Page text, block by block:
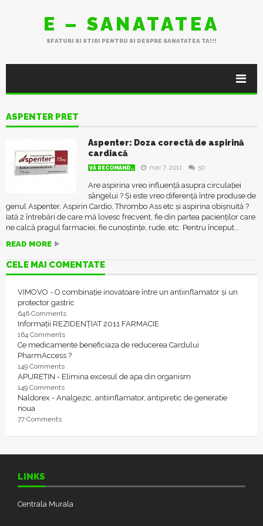
E – SANATATEA
SFATURI SI STIRI PENTRU SI DESPRE SANATATEA TA!!!
ASPENTER PRET
Aspenter: Doza corectă de aspirină
cardiacă
VĂ RECOMAND.. mai 7, 2011 50
Are aspirina vreo influență asupra circulației
sângelui ? Și este vreo diferență între produse de
genul Aspenter, Aspirin Cardio, Thrombo Ass etc și aspirina obișnuită ?
Iată 2 întrebări de care mă lovesc frecvent, fie din partea pacienților care
ne calcă pragul farmaciei, fie cunoștințe, rude, etc. Pentru început...
READ MORE
CELE MAI COMENTATE
VIMOVO - O combinație inovatoare între un antiinflamator și un
protector gastric
646 Comments
Informații REZIDENȚIAT 2011 FARMACIE
164 Comments
Ce medicamente beneficiaza de reducerea Cardului
PharmAccess ?
149 Comments
APURETIN - Elimina excesul de apa din organism
149 Comments
Naldorex - Analgezic, antiinflamator, antipiretic de generatie
noua
77 Comments
LINKS
Centrala Murala